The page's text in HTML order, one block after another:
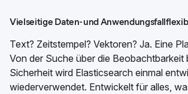
Vielseitige Daten- und
Text? Zeitstempel? Vektoren? Ja. Eine
Von der Suche über die Beobachtbarkeit
Sicherheit wird Elasticsearch einmal
wiederverwendet. Entwickelt für alles,